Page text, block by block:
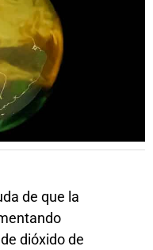
de que la
dióxido de